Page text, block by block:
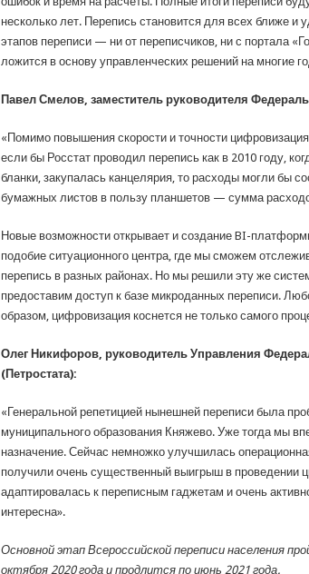
несколько лет. Перепись становится для всех ближе
этапов переписи — ни от переписчиков, ни с портала
ложится в основу управленческих решений на многие
Павел Смелов, заместитель руководителя
«Помимо повышения скорости и точности
если бы Росстат проводил перепись как в 2010 году,
бланки, закупалась канцелярия, то расходы могли бы
бумажных листов в пользу планшетов — сумма
Новые возможности открывает и создание BI-
подобие ситуационного центра, где мы сможем
перепись в разных районах. Но мы решили эту же
предоставим доступ к базе микроданных переписи.
образом, цифровизация коснется не только самого
Олег Никифоров, руководитель Управления
(Петростата):
«Генеральной репетицией нынешней переписи была
муниципального образования Княжево. Уже тогда мы
назначение. Сейчас немножко улучшилась
получили очень существенный выигрыш в
адаптировалась к переписным гаджетам и очень
интересна».
Основной этап Всероссийской переписи населения
октября 2020 года и продлится по июнь 2021 года.